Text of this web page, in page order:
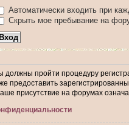
Автоматически входить при
Скрыть мое пребывание на
пройти процедуру
предоставить
присутствие на форумах